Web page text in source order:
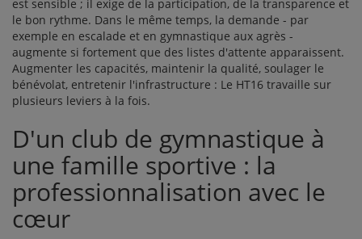
est sensible ; il exige de la participation, de la transparence et
le bon rythme. Dans le même temps, la demande - par
exemple en escalade et en gymnastique aux agrès -
augmente si fortement que des listes d'attente apparaissent.
Augmenter les capacités, maintenir la qualité, soulager le
bénévolat, entretenir l'infrastructure : Le HT16 travaille sur
plusieurs leviers à la fois.
D'un club de gymnastique à
une famille sportive : la
professionnalisation avec le
cœur